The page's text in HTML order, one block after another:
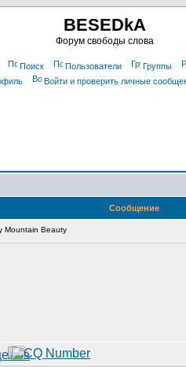
BESEDkA
Форум свободы слова
Поиск Пользователи Группы
Войти и проверить личные
Сообщение
Mountain Beauty